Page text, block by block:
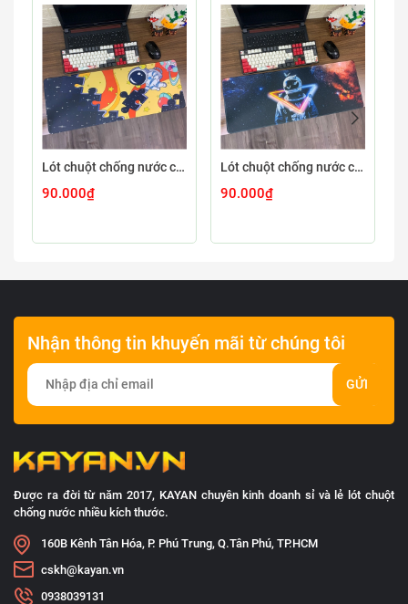
Lót chuột chống nước cỡ lớn 80x30cm dày 3mm ASTRO-03-80X30
90.000₫
Lót chuột chống nước cỡ lớn 80x30cm dày 3mm ASTRO-02-80X30
90.000₫
Nhận thông tin khuyến mãi từ chúng tôi
GỬI
Được ra đời từ năm 2017, KAYAN chuyên kinh doanh sỉ và lẻ lót chuột
chống nước nhiều kích thước.
160B Kênh Tân Hóa, P. Phú Trung, Q.Tân Phú, TP.HCM
cskh@kayan.vn
0938039131